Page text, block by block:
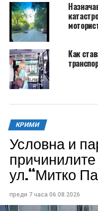
Как
КРИМИ
Условна и
ул.“Митко
преди 7 часа 06.08.2026